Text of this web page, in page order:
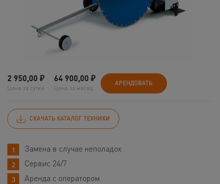
2 950,00 ₽
Цена за сутки
64 900,00 ₽
Цена за месяц
АРЕНДОВАТЬ
СКАЧАТЬ КАТАЛОГ ТЕХНИКИ
Замена в случае неполадок
Сервис 24/7
Аренда с оператором